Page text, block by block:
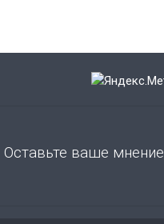
Оставьте ваше мнение